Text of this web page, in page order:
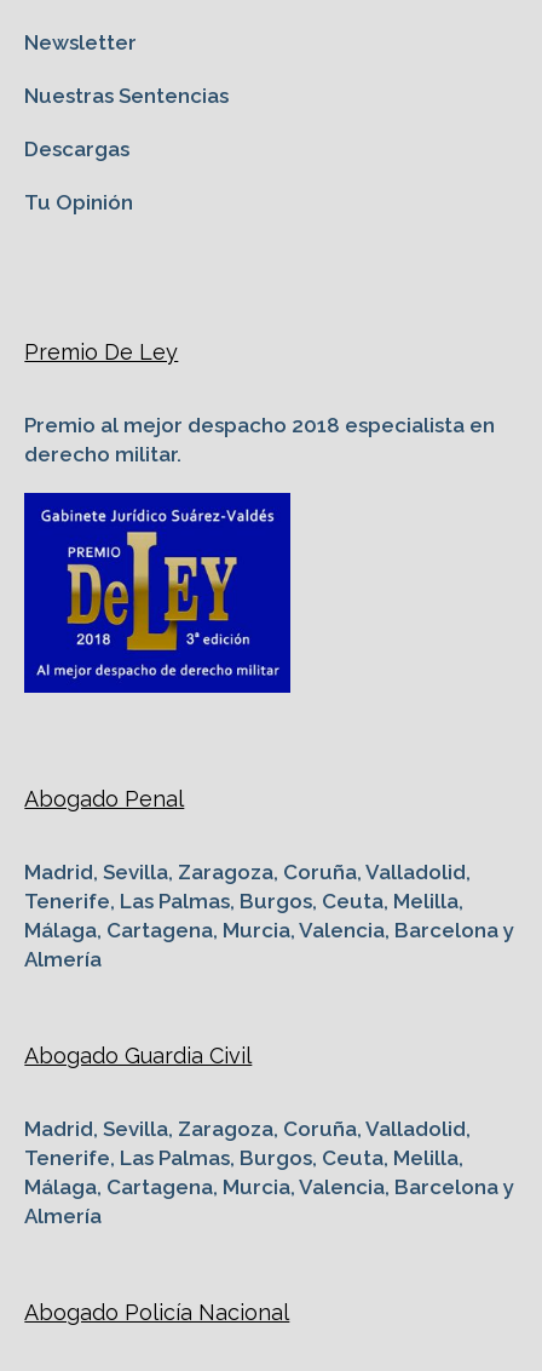
Newsletter
Nuestras Sentencias
Descargas
Tu Opinión
Premio De Ley
Premio al mejor despacho 2018 especialista en
derecho militar.
Abogado Penal
Madrid, Sevilla, Zaragoza, Coruña, Valladolid,
Tenerife, Las Palmas, Burgos, Ceuta, Melilla,
Málaga, Cartagena, Murcia, Valencia, Barcelona y
Almería
Abogado Guardia Civil
Madrid, Sevilla, Zaragoza, Coruña, Valladolid,
Tenerife, Las Palmas, Burgos, Ceuta, Melilla,
Málaga, Cartagena, Murcia, Valencia, Barcelona y
Almería
Abogado Policía Nacional